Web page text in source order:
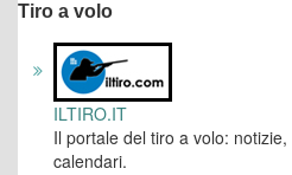
Tiro a volo
ILTIRO.IT
Il portale del tiro a volo:
calendari.